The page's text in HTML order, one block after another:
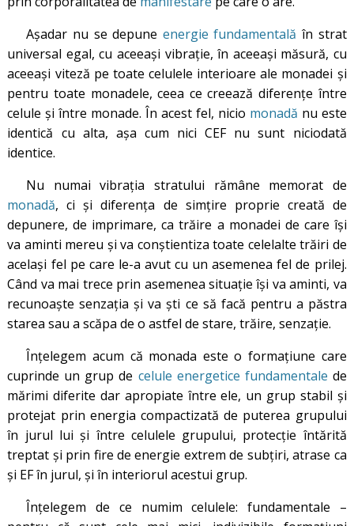
Aşadar nu se depune energie fundamentală în strat
universal egal, cu aceeaşi vibraţie, în aceeaşi măsură, cu
aceeaşi viteză pe toate celulele interioare ale monadei și
pentru toate monadele, ceea ce creează diferențe între
celule și între monade. În acest fel, nicio monadă nu este
identică cu alta, așa cum nici CEF nu sunt niciodată
identice.
Nu numai vibraţia stratului rămâne memorat de
monadă, ci şi diferenţa de simţire proprie creată de
depunere, de imprimare, ca trăire a monadei de care îşi
va aminti mereu şi va conştientiza toate celelalte trăiri de
acelaşi fel pe care le-a avut cu un asemenea fel de prilej.
Când va mai trece prin asemenea situaţie îşi va aminti, va
recunoaşte senzaţia şi va şti ce să facă pentru a păstra
starea sau a scăpa de o astfel de stare, trăire, senzaţie.
Înţelegem acum că monada este o formaţiune care
cuprinde un grup de celule energetice fundamentale de
mărimi diferite dar apropiate între ele, un grup stabil şi
protejat prin energia compactizată de puterea grupului
în jurul lui şi între celulele grupului, protecţie întărită
treptat și prin fire de energie extrem de subțiri, atrase ca
și EF în jurul, şi în interiorul acestui grup.
Înţelegem de ce numim celulele: fundamentale –